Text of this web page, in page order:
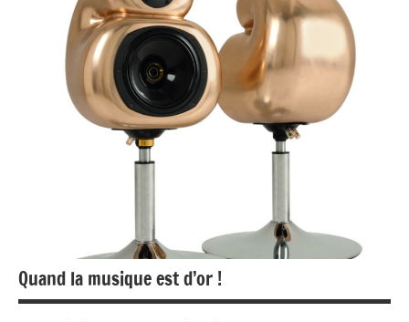
Quand la musique est d’or !